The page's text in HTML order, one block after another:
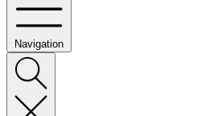
Navigation